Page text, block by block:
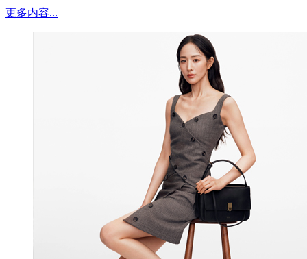
更多内容...